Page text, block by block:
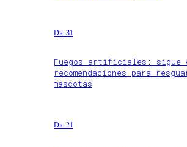
Dic 31
Fuegos artificiales: sigue
recomendaciones para
mascotas
Dic 21